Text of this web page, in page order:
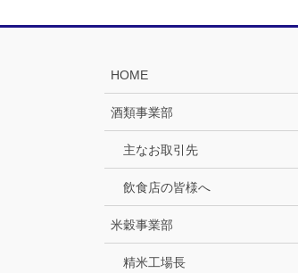
HOME
酒類事業部
主なお取引先
飲食店の皆様へ
米穀事業部
精米工場長